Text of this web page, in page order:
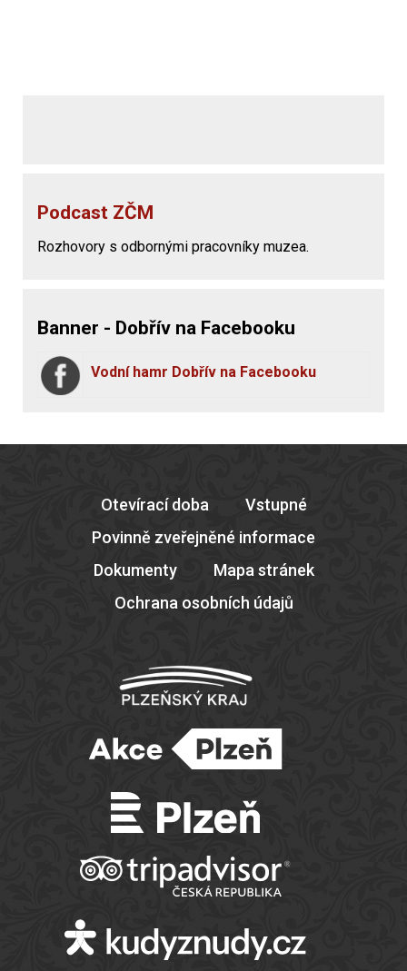
Podcast ZČM
Rozhovory s odbornými pracovníky muzea.
Banner - Dobřív na Facebooku
Vodní hamr Dobřív na Facebooku
Otevírací doba
Vstupné
Povinně zveřejněné informace
Dokumenty
Mapa stránek
Ochrana osobních údajů